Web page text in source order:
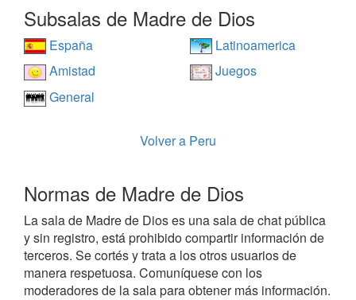
Subsalas de Madre de Dios
España
Latinoamerica
Amistad
Juegos
General
Volver a Peru
Normas de Madre de Dios
La sala de Madre de Dios es una sala de chat pública
y sin registro, está prohibido compartir información de
terceros. Se cortés y trata a los otros usuarios de
manera respetuosa. Comuníquese con los
moderadores de la sala para obtener más información.